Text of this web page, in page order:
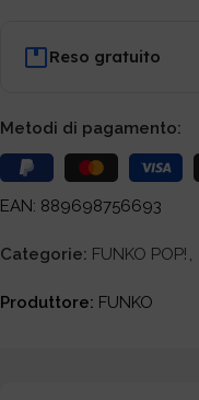
Reso gratuito
Metodi di pagamento:
EAN: 889698756693
Categorie: FUNKO POP!
Produttore: FUNKO